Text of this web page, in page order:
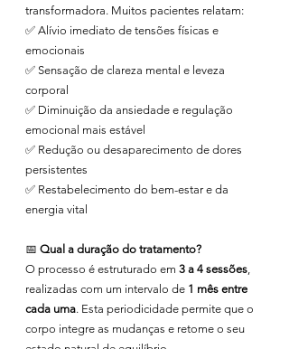
transformadora. Muitos pacientes relatam:
✅ Alívio imediato de tensões físicas e
emocionais
✅ Sensação de clareza mental e leveza
corporal
✅ Diminuição da ansiedade e regulação
emocional mais estável
✅ Redução ou desaparecimento de dores
persistentes
✅ Restabelecimento do bem-estar e da
energia vital
📅 Qual a duração do tratamento?
O processo é estruturado em 3 a 4 sessões,
realizadas com um intervalo de 1 mês entre
cada uma. Esta periodicidade permite que o
corpo integre as mudanças e retome o seu